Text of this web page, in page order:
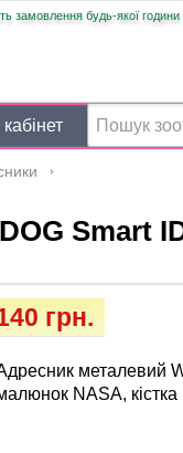
замовлення будь-якої години
Smart
грн.
металевий
NASA, кістка